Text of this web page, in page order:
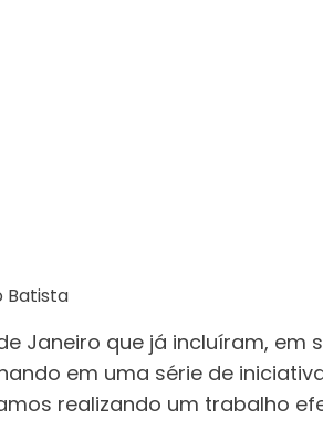
Batista
Janeiro que já incluíram,
em uma série de
realizando um trabalho